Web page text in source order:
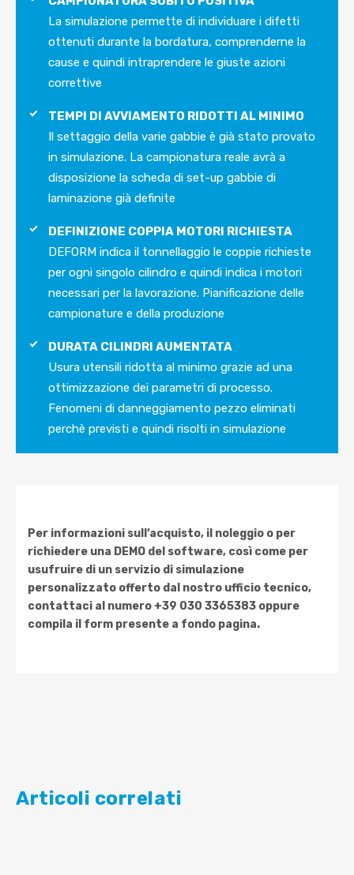
La simulazione permette di individuare i difetti
ottenuti durante la bordatura, comprenderne la
cause e quindi intraprendere le giuste azioni
correttive
TEMPI DI AVVIAMENTO RIDOTTI AL MINIMO
Il settaggio della varie gabbie è già stato provato
in simulazione. La campionatura reale avrà a
disposizione la scheda di set-up gabbie di
laminazione già definite
DEFINIZIONE COPPIA MOTORI RICHIESTA
DEFORM indica il tonnellaggio le coppie richieste
per ogni singolo cilindro e quindi indica i motori
necessari per la lavorazione. Pianificazione delle
campionature e della produzione
DURATA CILINDRI AUMENTATA
Usura utensili ridotta al minimo grazie ad una
ottimizzazione dei parametri di processo.
Fenomeni di danneggiamento pezzo eliminati
perchè previsti e quindi risolti in simulazione
Per informazioni sull’acquisto, il noleggio o per
richiedere una DEMO del software, così come per
usufruire di un servizio di simulazione
personalizzato offerto dal nostro ufficio tecnico,
contattaci al numero +39 030 3365383 oppure
compila il form presente a fondo pagina.
Articoli correlati